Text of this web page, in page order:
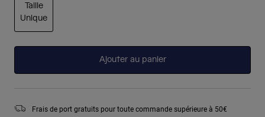
Taille
Unique
Ajouter au panier
Frais de port gratuits pour toute commande supérieure à 50€